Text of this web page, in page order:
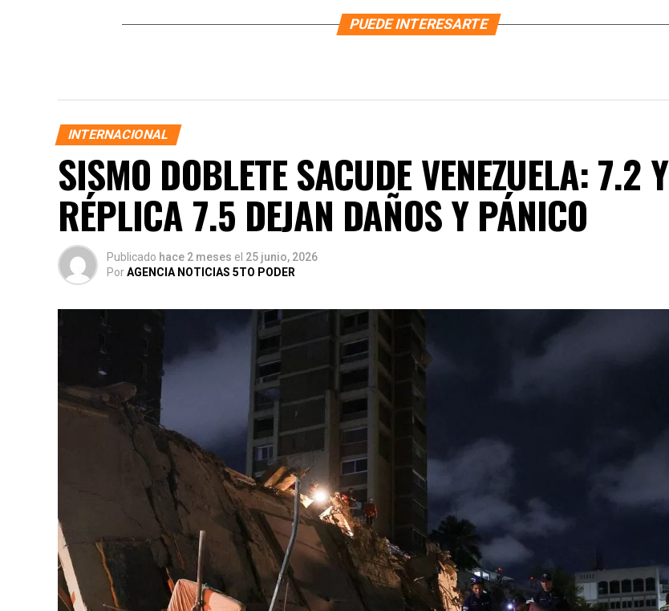
PUEDE INTERESARTE
INTERNACIONAL
SISMO DOBLETE SACUDE VENEZUELA: 7.2 Y
RÉPLICA 7.5 DEJAN DAÑOS Y PÁNICO
Publicado hace 2 meses el 25 junio, 2026
PorAGENCIA NOTICIAS 5TO PODER